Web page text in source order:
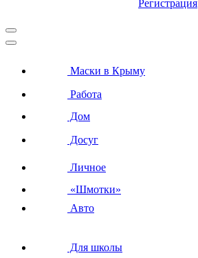
Регистрация
Маски в Крыму
Работа
Дом
Досуг
Личное
«Шмотки»
Авто
Для школы